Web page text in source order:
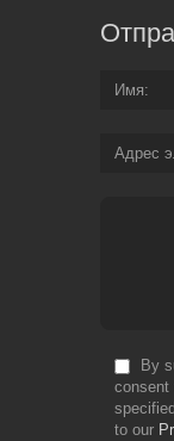
Имя
Адрес
By
consent
to our